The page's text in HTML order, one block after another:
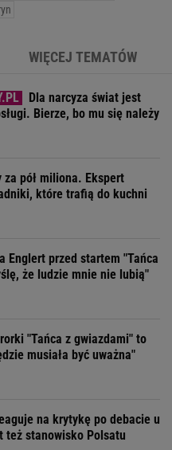
WIĘCEJ TEMATÓW
Dla narcyza świat jest
Bierze, bo mu się należy
pół miliona. Ekspert
które trafią do kuchni
Englert przed startem "Tańca
że ludzie mnie nie lubią"
"Tańca z gwiazdami" to
musiała być uważna"
na krytykę po debacie u
też stanowisko Polsatu